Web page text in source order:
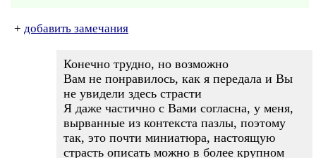
+ добавить замечания
Конечно трудно, но возможно
Вам не понравилось, как я передала и Вы
не увидели здесь страсти
Я даже частично с Вами согласна, у меня,
вырванные из контекста пазлы, поэтому
так, это почти миниатюра, настоящую
страсть описать можно в более крупном